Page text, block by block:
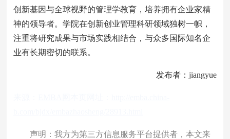
创新基因与全球视野的管理学教育，培养拥有企业家精
神的领导者。学院在创新创业管理科研领域独树一帜，
注重将研究成果与市场实践相结合，与众多国际知名企
业有长期密切的联系。
发布者：jiangyue
声明：我方为第三方信息服务平台提供者，本文来